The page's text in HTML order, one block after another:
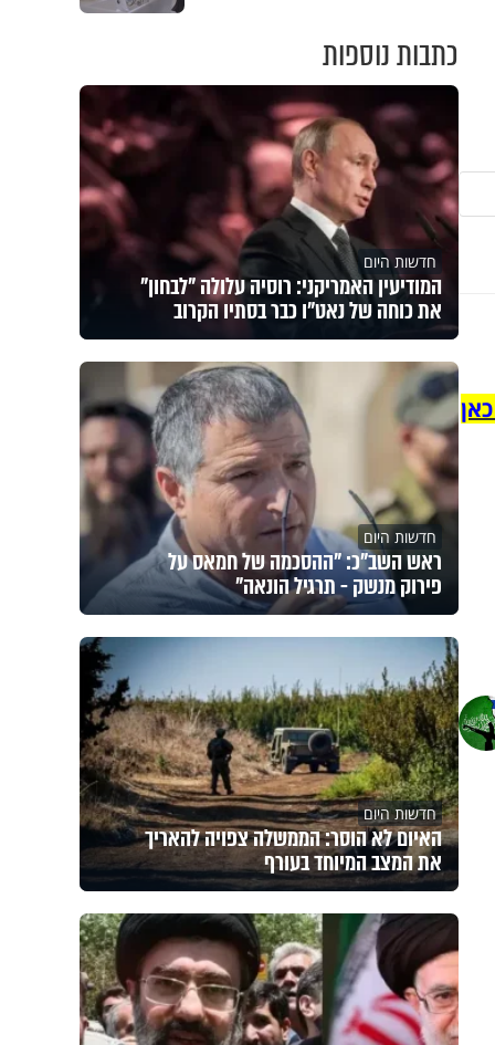
כתבות נוספות
חדשות היום
המודיעין האמריקני: רוסיה עלולה "לבחון"
את כוחה של נאט"ו כבר בסתיו הקרוב
חדשות היום
ראש השב"כ: "ההסכמה של חמאס על
פירוק מנשק - תרגיל הונאה"
חדשות היום
האיום לא הוסר: הממשלה צפויה להאריך
את המצב המיוחד בעורף